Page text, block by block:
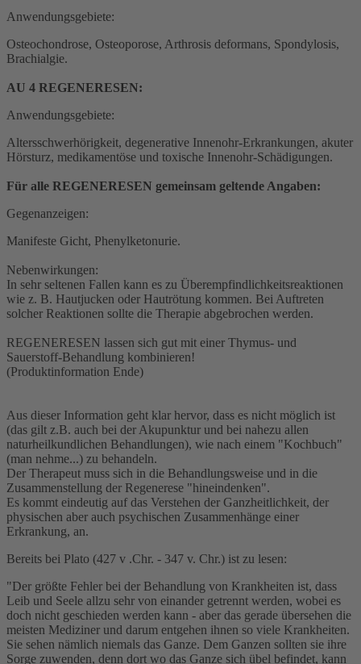
Anwendungsgebiete:
Osteochondrose, Osteoporose, Arthrosis deformans, Spondylosis,
Brachialgie.
AU 4 REGENERESEN:
Anwendungsgebiete:
Altersschwerhörigkeit, degenerative Innenohr-Erkrankungen, akuter
Hörsturz, medikamentöse und toxische Innenohr-Schädigungen.
Für alle REGENERESEN gemeinsam geltende Angaben:
Gegenanzeigen:
Manifeste Gicht, Phenylketonurie.
Nebenwirkungen:
In sehr seltenen Fallen kann es zu Überempfindlichkeitsreaktionen
wie z. B. Hautjucken oder Hautrötung kommen. Bei Auftreten
solcher Reaktionen sollte die Therapie abgebrochen werden.
REGENERESEN lassen sich gut mit einer Thymus- und
Sauerstoff-Behandlung kombinieren!
(Produktinformation Ende)
Aus dieser Information geht klar hervor, dass es nicht möglich ist
(das gilt z.B. auch bei der Akupunktur und bei nahezu allen
naturheilkundlichen Behandlungen), wie nach einem "Kochbuch"
(man nehme...) zu behandeln.
Der Therapeut muss sich in die Behandlungsweise und in die
Zusammenstellung der Regenerese "hineindenken".
Es kommt eindeutig auf das Verstehen der Ganzheitlichkeit, der
physischen aber auch psychischen Zusammenhänge einer
Erkrankung, an.
Bereits bei Plato (427 v .Chr. - 347 v. Chr.) ist zu lesen:
"Der größte Fehler bei der Behandlung von Krankheiten ist, dass
Leib und Seele allzu sehr von einander getrennt werden, wobei es
doch nicht geschieden werden kann - aber das gerade übersehen die
meisten Mediziner und darum entgehen ihnen so viele Krankheiten.
Sie sehen nämlich niemals das Ganze. Dem Ganzen sollten sie ihre
Sorge zuwenden, denn dort wo das Ganze sich übel befindet, kann